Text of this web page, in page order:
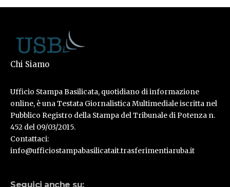
Chi Siamo
Ufficio Stampa Basilicata, quotidiano di informazione
online, è una Testata Giornalistica Multimediale iscritta nel
Pubblico Registro della Stampa del Tribunale di Potenza n.
452 del 09/03/2015.
Contattaci:
info@ufficiostampabasilicatait.trasferimentiaruba.it
Seguici anche su: